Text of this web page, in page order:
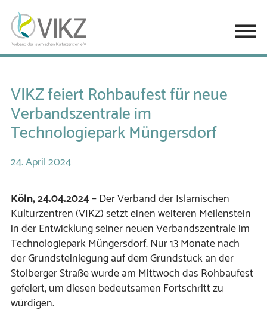
VIKZ feiert Rohbaufest für neue
Verbandszentrale im
Technologiepark Müngersdorf
24.April2024
Köln, 24.04.2024– Der Verband der Islamischen
Kulturzentren (VIKZ) setzt einen weiteren Meilenstein
in der Entwicklung seiner neuen Verbandszentrale im
Technologiepark Müngersdorf. Nur 13 Monate nach
der Grundsteinlegung auf dem Grundstück an der
Stolberger Straße wurde am Mittwoch das Rohbaufest
gefeiert, um diesen bedeutsamen Fortschritt zu
würdigen.